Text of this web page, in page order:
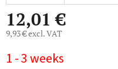
12,01 €
9,93 € excl. VAT
price:
1 - 3 weeks